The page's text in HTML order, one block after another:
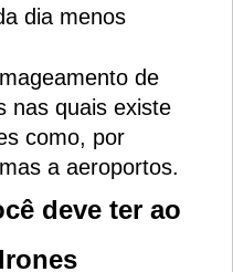
dia menos
de
nas quais existe
como, por
a aeroportos.
deve ter ao